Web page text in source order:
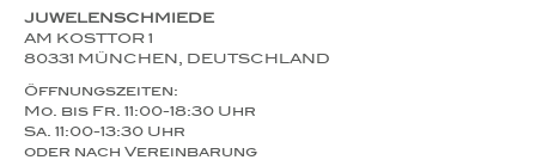
JUWELENSCHMIEDE
AM KOSTTOR 1
80331 MÜNCHEN, DEUTSCHLAND
Öffnungszeiten:
Mo. bis Fr. 11:00-18:30 Uhr
Sa. 11:00-13:30 Uhr
oder nach Vereinbarung